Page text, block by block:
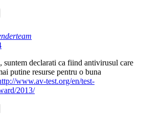
suntem declarati ca fiind antivirusul care
putine resurse pentru o buna
www.av-test.org/en/test-
2013/